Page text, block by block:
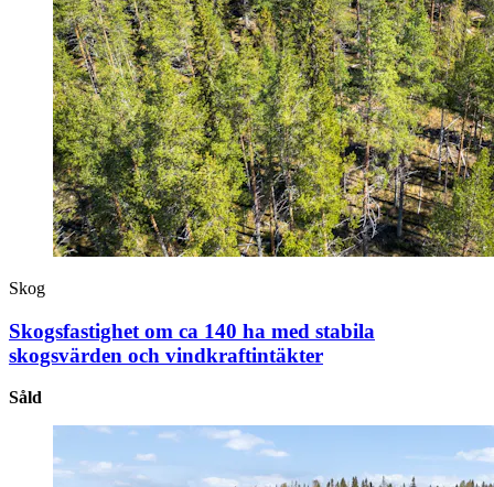
Skog
Skogsfastighet om ca 140 ha med stabila
skogsvärden och vindkraftintäkter
Såld